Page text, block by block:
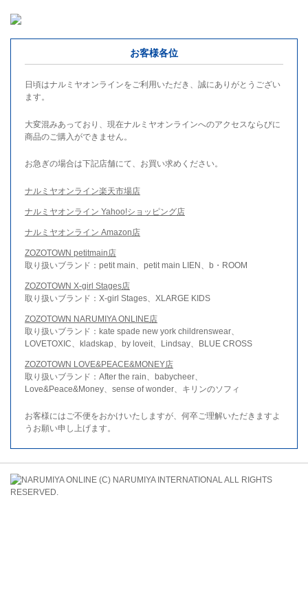
お客様各位
日頃はナルミヤオンラインをご利用いただき、誠にありがとうござい
ます。
大変混みあっており、現在ナルミヤオンラインへのアクセスならびに
商品のご購入ができません。
お急ぎの場合は下記店舗にて、お買い求めください。
ナルミヤオンライン楽天市場店
ナルミヤオンライン Yahoo!ショッピング店
ナルミヤオンライン Amazon店
ZOZOTOWN petitmain店
取り扱いブランド：petit main、petit main LIEN、b・ROOM
ZOZOTOWN X-girl Stages店
取り扱いブランド：X-girl Stages、XLARGE KIDS
ZOZOTOWN NARUMIYA ONLINE店
取り扱いブランド：kate spade new york childrenswear、
LOVETOXIC、kladskap、by loveit、Lindsay、BLUE CROSS
ZOZOTOWN LOVE&PEACE&MONEY店
取り扱いブランド：After the rain、babycheer、
Love&Peace&Money、sense of wonder、キリンのソフィ
お客様にはご不便をおかけいたしますが、何卒ご理解いただきますよ
うお願い申し上げます。